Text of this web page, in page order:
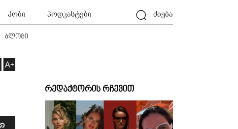
ჰობი პოდკასტები ძიება
ბლოგი
რედაქტორის რჩევით